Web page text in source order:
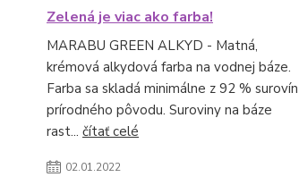
Zelená je viac ako farba!
MARABU GREEN ALKYD - Matná,
krémová alkydová farba na vodnej báze.
Farba sa skladá minimálne z 92 % surovín
prírodného pôvodu. Suroviny na báze
rast... čítať celé
02.01.2022